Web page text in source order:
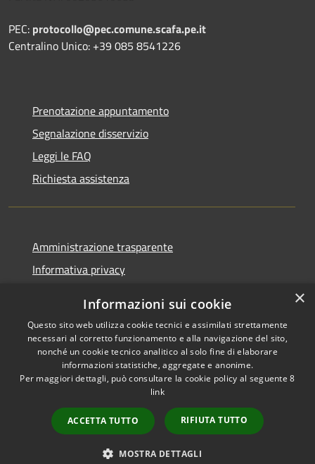
PEC: protocollo@pec.comune.scafa.pe.it
Centralino Unico: +39 085 8541226
Prenotazione appuntamento
Segnalazione disservizio
Leggi le FAQ
Richiesta assistenza
Amministrazione trasparente
Informativa privacy
Dichiarazione di accessibilità
RSS
Copyright © 2026 • Comune di
Municipium•
Accesso
redazione
×
Informazioni sui cookie
Questo sito web utilizza cookie tecnici e assimilati strettamente
necessari al corretto funzionamento e alla navigazione del sito,
nonché un cookie tecnico analitico al solo fine di elaborare
informazioni statistiche, aggregate e anonime.
Per maggiori dettagli, può consultare la cookie policy al seguente8
link
ACCETTA TUTTO RIFIUTA TUTTO
MOSTRA DETTAGLI